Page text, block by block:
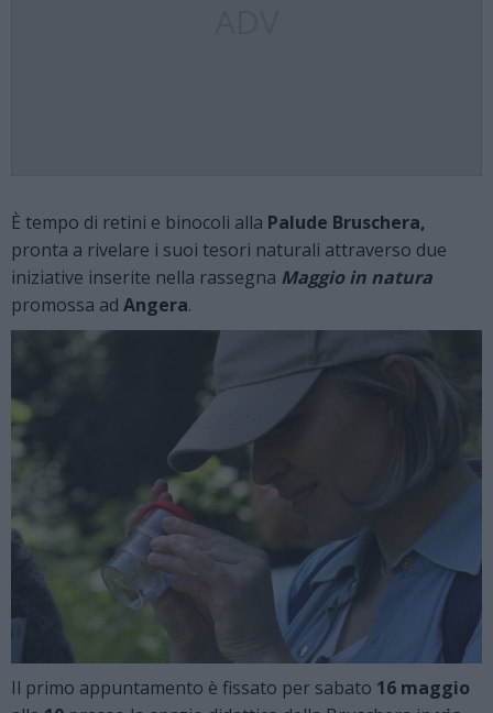
È tempo di retini e binocoli alla Palude Bruschera,
pronta a rivelare i suoi tesori naturali attraverso due
iniziative inserite nella rassegna Maggio in natura
promossa ad Angera.
Il primo appuntamento è fissato per sabato 16 maggio